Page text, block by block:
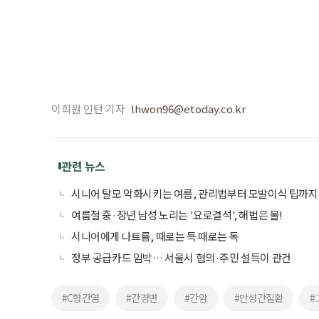
이희원 인턴 기자 lhwon96@etoday.co.kr
관련 뉴스
시니어 탈모 악화시키는 여름, 관리법부터 모발이식 팁까지
여름철 중·장년 남성 노리는 '요로결석', 해법은 물!
시니어에게 나트륨, 때로는 득 때로는 독
정부 공급카드 임박… 서울시 협의·주민 설득이 관건
#C형간염 #간경변 #간암 #만성간질환 #